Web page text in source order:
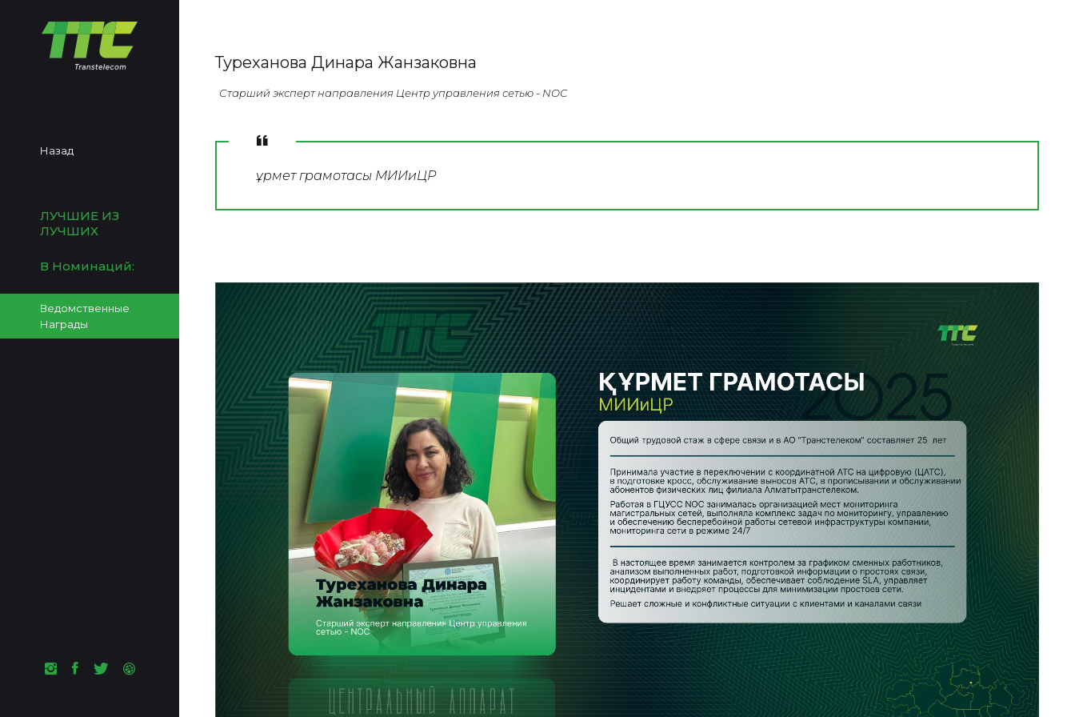
Назад
ЛУЧШИЕ ИЗ
ЛУЧШИХ
В Номинаций:
Ведомственные
Награды
Туреханова Динара Жанзаковна
Старший эксперт направления Центр управления сетью - NOC
Құрмет грамотасы МИИиЦР